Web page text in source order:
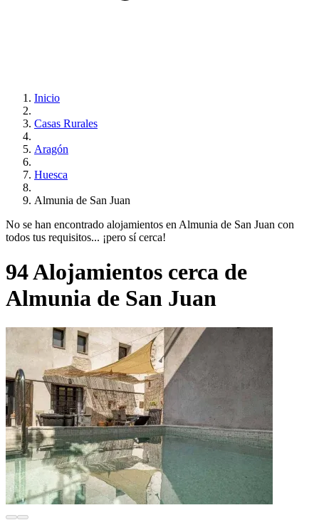
Inicio
Casas Rurales
Aragón
Huesca
Almunia de San Juan
No se han encontrado alojamientos en Almunia de San Juan con
todos tus requisitos... ¡pero sí cerca!
94 Alojamientos cerca de
Almunia de San Juan